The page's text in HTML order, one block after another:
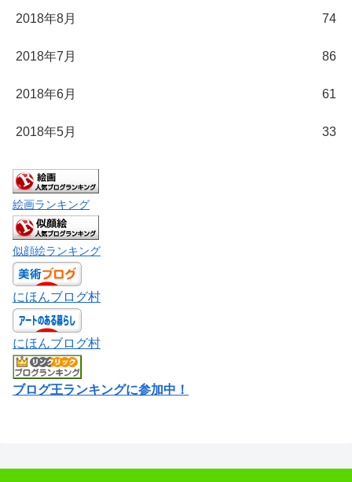
2018年8月 74
2018年7月 86
2018年6月 61
2018年5月 33
絵画ランキング
似顔絵ランキング
にほんブログ村
にほんブログ村
ブログ王ランキングに参加中！